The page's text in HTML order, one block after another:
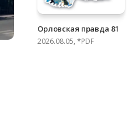
Орловская правда 81
2026.08.05, *PDF